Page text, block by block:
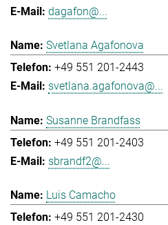
dagafon@...
Svetlana Agafonova
+49 551 201-2443
svetlana.agafonova@...
Susanne Brandfass
+49 551 201-2403
sbrandf2@...
Luis Camacho
+49 551 201-2430